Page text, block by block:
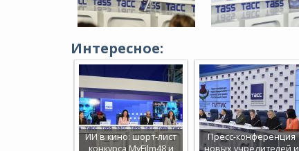
Интересное:
ИИ в кино: шорт-лист
конкурса MyFilm48 и
Пресс-конференция
новых учредителей и